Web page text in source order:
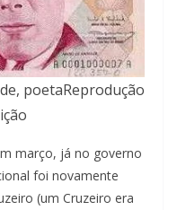
poetaReprodução
março, já no governo
foi novamente
(um Cruzeiro era